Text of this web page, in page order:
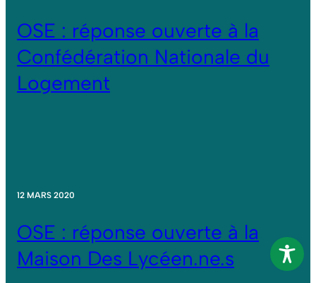
OSE : réponse ouverte à la
Confédération Nationale du
Logement
12 MARS 2020
OSE : réponse ouverte à la
Maison Des Lycéen.ne.s